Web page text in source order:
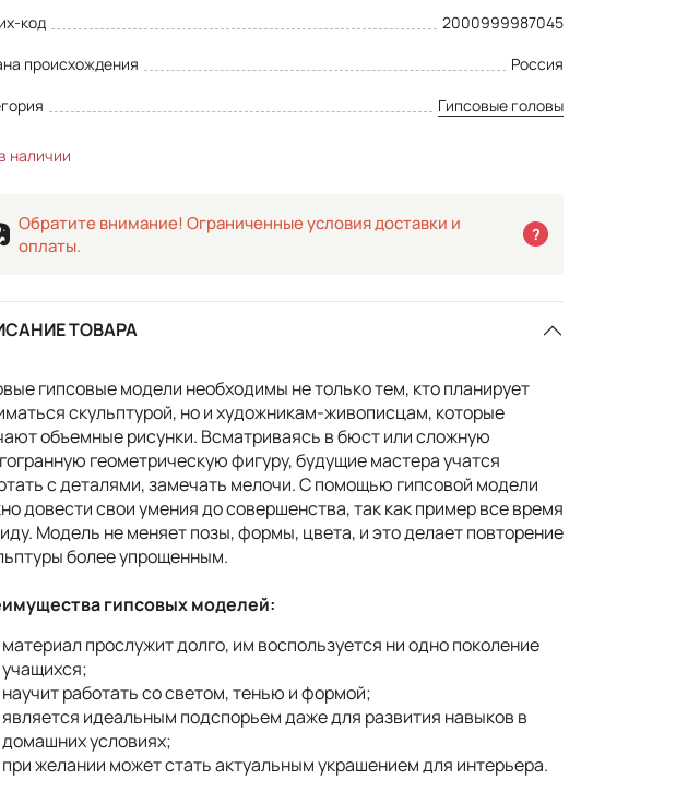
код
2000999987045
происхождения
Россия
Гипсовые головы
наличии
Обратите внимание! Ограниченные условия доставки и
оплаты.
?
ТОВАРА
гипсовые модели необходимы не только тем, кто планирует
скульптурой, но и художникам-живописцам, которые
объемные рисунки. Всматриваясь в бюст или сложную
геометрическую фигуру, будущие мастера учатся
с деталями, замечать мелочи. С помощью гипсовой модели
довести свои умения до совершенства, так как пример все время
Модель не меняет позы, формы, цвета, и это делает повторение
более упрощенным.
гипсовых моделей:
материал прослужит долго, им воспользуется ни одно поколение
учащихся;
научит работать со светом, тенью и формой;
является идеальным подспорьем даже для развития навыков в
домашних условиях;
при желании может стать актуальным украшением для интерьера.